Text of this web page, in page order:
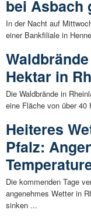
bei Asbach
In der Nacht auf
einer Bankfiliale in
Hektar in
Die Waldbrände in
eine Fläche von über 40
Heiteres
Pfalz:
Die kommenden Tage
angenehmes Wetter in
sinken ...